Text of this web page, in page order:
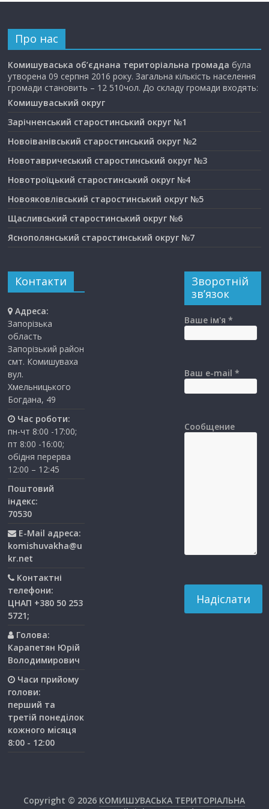
Про нас
Комишуваська об’єднана територіальна громада була
утворена 09 серпня 2016 року. Загальна кількість населення
громади становить – 12 510чол. До складу громади входять:
Комишуваський округ
Зарічненський старостинський округ №1
Новоіванівський старостинський округ №2
Новотавричеський старостинський округ №3
Новотроїцький старостинський округ №4
Новояковлівський старостинський округ №5
Щасливський старостинський округ №6
Яснополянський старостинський округ №7
Контакти
Адреса:
Запорізька
область
Запорізький район
смт. Комишуваха
вул.
Хмельницького
Богдана, 49
Час роботи:
пн-чт 8:00 -17:00;
пт 8:00 -16:00;
обідня перерва
12:00 – 12:45
Поштовий
індекс:
70530
E-Mail адреса:
komishuvakha@u
kr.net
Контактні
телефони:
ЦНАП +380 50 253
5721;
Голова:
Карапетян Юрій
Володимирович
Часи прийому
голови:
перший та
третiй понедiлок
кожного мiсяця
8:00 - 12:00
Зворотній
зв’язок
Ваше ім'я *
Ваш e-mail *
Сообщение
Copyright © 2026 КОМИШУВАСЬКА ТЕРИТОРІАЛЬНА